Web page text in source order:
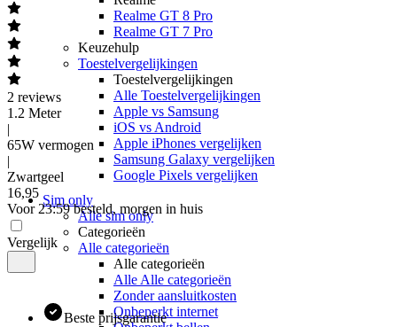
Realme GT 8 Pro
Realme GT 7 Pro
Keuzehulp
Toestelvergelijkingen
Toestelvergelijkingen
Alle Toestelvergelijkingen
Apple vs Samsung
iOS vs Android
Apple iPhones vergelijken
Samsung Galaxy vergelijken
Google Pixels vergelijken
Sim only
Alle sim only
Categorieën
Alle categorieën
Alle categorieën
Alle Alle categorieën
Zonder aansluitkosten
Onbeperkt internet
2 reviews
1.2 Meter
|
65W vermogen
|
Zwartgeel
16,95
Voor 23:59 besteld, morgen in huis
Vergelijk
Beste prijsgarantie